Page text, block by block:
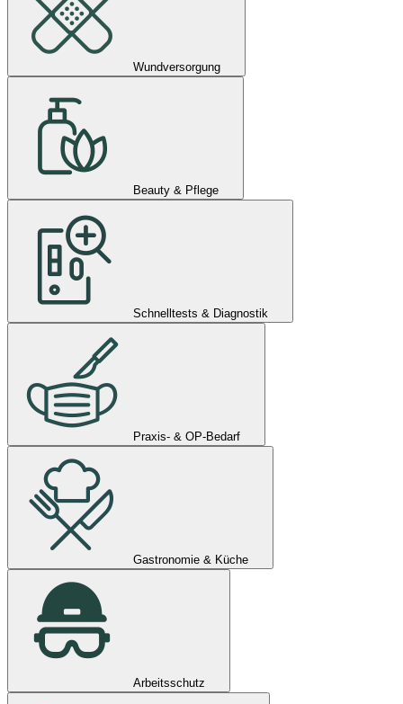
Wundversorgung
Beauty & Pflege
Schnelltests & Diagnostik
Praxis- & OP-Bedarf
Gastronomie & Küche
Arbeitsschutz